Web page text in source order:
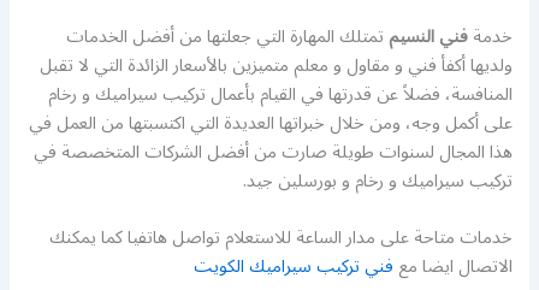
خدمةفني النسيمتمتلك المهارة التي جعلتها من أفضل الخدمات
ولديها أكفأ فني و مقاول و معلم متميزين بالأسعار الزائدة التي لا تقبل
المنافسة، فضلاً عن قدرتها في القيام بأعمال تركيب سيراميك و رخام
على أكمل وجه، ومن خلال خبراتها العديدة التي اكتسبتها من العمل في
هذا المجال لسنوات طويلة صارت من أفضل الشركات المتخصصة في
تركيب سيراميك و رخام و بورسلين جيد.
خدمات متاحة على مدار الساعة للاستعلام تواصل هاتفيا كما يمكنك
الاتصال ايضا معفني تركيب سيراميك الكويت